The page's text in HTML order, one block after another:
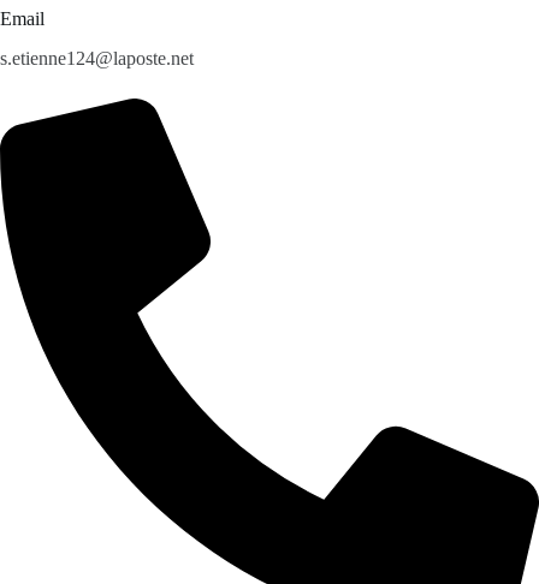
Email
s.etienne124@laposte.net